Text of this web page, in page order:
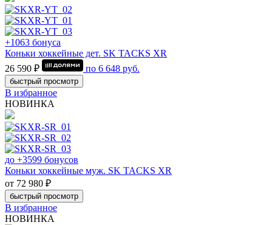
+1063 бонуса
Коньки хоккейные дет. SK TACKS XR
26 590 ₽
по 6 648 руб.
быстрый просмотр
В избранное
НОВИНКА
до +3599 бонусов
Коньки хоккейные муж. SK TACKS XR
от 72 980 ₽
быстрый просмотр
В избранное
НОВИНКА